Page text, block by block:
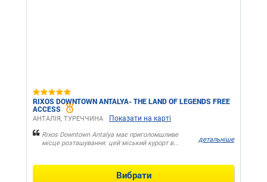
RIXOS DOWNTOWN ANTALYA- THE LAND OF LEGENDS FREE
ACCESS
АНТАЛІЯ, ТУРЕЧЧИНА Показати на карті
Rixos Downtown Antalya має приголомшливе
місце розташування: цей міський курорт в...
детальніше
Вибрати